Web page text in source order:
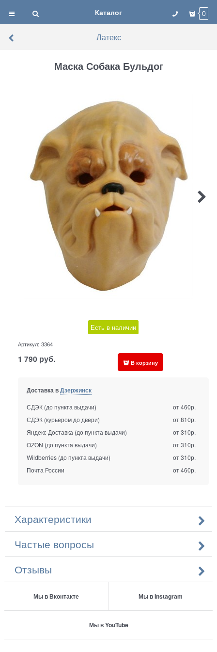
Каталог 0
Латекс
Маска Собака Бульдог
Есть в наличии
Артикул: 3364
1 790 руб. В корзину
Доставка вДзержинск
СДЭК (до пункта выдачи)
от 460р.
СДЭК (курьером до двери)
от 810р.
Яндекс Доставка (до пункта выдачи)
от 310р.
OZON (до пункта выдачи)
от 310р.
Wildberries (до пункта выдачи)
от 310р.
Почта России
от 460р.
Характеристики
Частые вопросы
Отзывы
Мы в Вконтакте Мы в Instagram
Мы в YouTube